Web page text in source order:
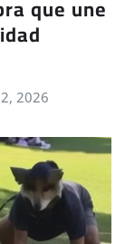
que une
2026